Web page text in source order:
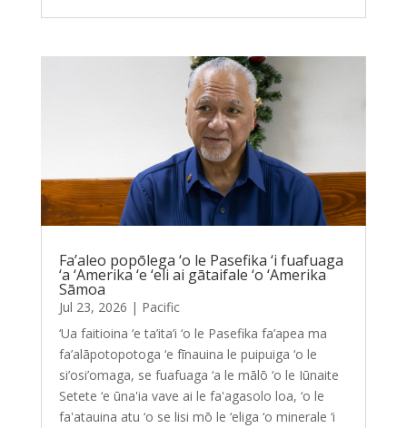
Fa’aleo popōlega ‘o le Pasefika ‘i fuafuaga
‘a ‘Amerika ‘e ‘eli ai gātaifale ‘o ‘Amerika
Sāmoa
Jul 23, 2026 | Pacific
‘Ua faitioina ‘e ta’ita’i ‘o le Pasefika fa’apea ma
fa’alāpotopotoga ‘e fīnauina le puipuiga ‘o le
si’osi’omaga, se fuafuaga ‘a le mālō ‘o le Iūnaite
Setete ‘e ūna'ia vave ai le fa'agasolo loa, ‘o le
fa'atauina atu ‘o se lisi mō le ‘eliga ‘o minerale ‘i